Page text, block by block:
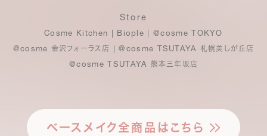
Store
Cosme Kitchen | Biople | @cosme TOKYO
@cosme 金沢フォーラス店 | @cosme TSUTAYA札幌美しが丘店
@cosme TSUTAYA 熊本三年坂店
ベースメイク全商品はこちら